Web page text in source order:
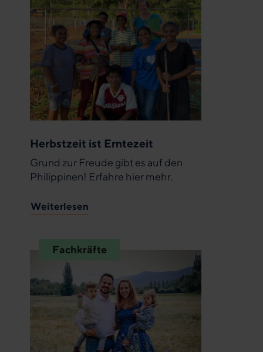
Herbstzeit ist Erntezeit
Grund zur Freude gibt es auf den
Philippinen! Erfahre hier mehr.
Weiterlesen
Fachkräfte